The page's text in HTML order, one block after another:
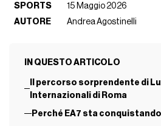
SPORTS
15 Maggio 2026
AUTORE
Andrea Agostinelli
IN QUESTO ARTICOLO
Il percorso sorprendente di
Internazionali di Roma
Perché EA7 sta